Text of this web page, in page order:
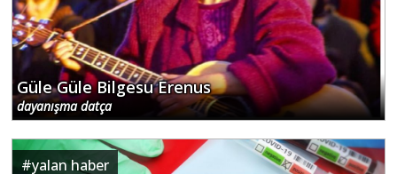
Güle Güle Bilgesu Erenus
dayanışma datça
#yalan haber